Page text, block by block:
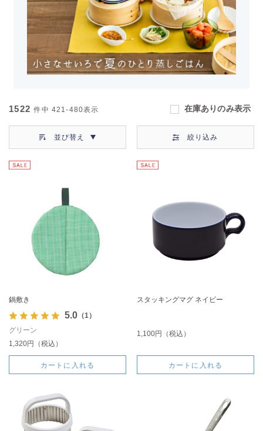
1522 件中 421-480表示 在庫ありのみ表示
並び替え 絞り込み
鍋敷き
5.0（1）
グリーン
1,320円（税込）
カートに入れる
スタッキングマグ ネイビー
1,100円（税込）
カートに入れる